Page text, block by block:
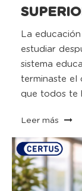
La
estudiar
sistema
terminaste el
que todos te
Leer más